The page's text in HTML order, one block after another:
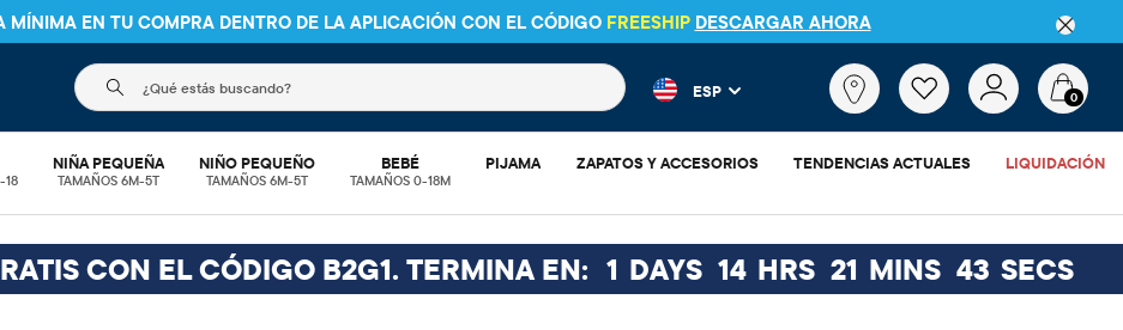
MÍNIMA EN TU COMPRA DENTRO DE LA APLICACIÓN CON EL CÓDIGO FREESHIP DESCARGAR AHORA
El siguiente campo de búsqueda filtra las búsquedas más populares y los resultados de productos a medida que
¿Qué
estás
ESP 0
18
NIÑA PEQUEÑA
TAMAÑOS 6M-5T
NIÑO PEQUEÑO
TAMAÑOS 6M-5T
BEBÉ
TAMAÑOS 0-18M
PIJAMA ZAPATOS Y ACCESORIOS TENDENCIAS ACTUALES LIQUIDACIÓN
CON EL CÓDIGO B2G1. TERMINA EN: 1 DAYS 14 HRS 21 MINS 42 SECS